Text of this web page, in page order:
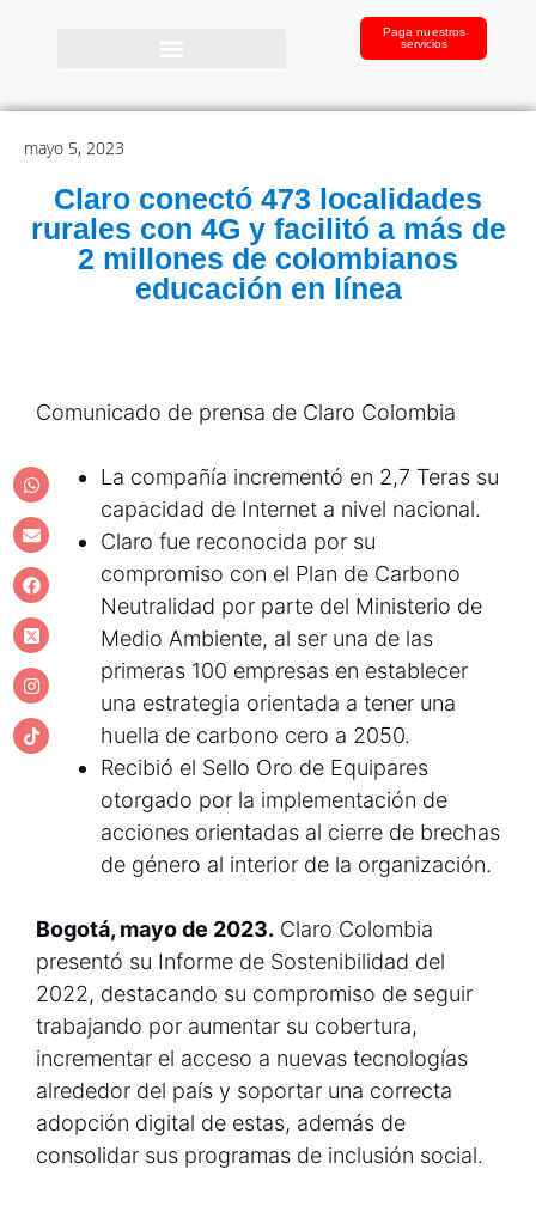
Paga nuestros
servicios
mayo 5, 2023
Claro conectó 473 localidades
rurales con 4G y facilitó a más de
2 millones de colombianos
educación en línea
Comunicado de prensa de Claro Colombia
La compañía incrementó en 2,7 Teras su
capacidad de Internet a nivel nacional.
Claro fue reconocida por su
compromiso con el Plan de Carbono
Neutralidad por parte del Ministerio de
Medio Ambiente, al ser una de las
primeras 100 empresas en establecer
una estrategia orientada a tener una
huella de carbono cero a 2050.
Recibió el Sello Oro de Equipares
otorgado por la implementación de
acciones orientadas al cierre de brechas
de género al interior de la organización.
Bogotá, mayo de 2023. Claro Colombia
presentó su Informe de Sostenibilidad del
2022, destacando su compromiso de seguir
trabajando por aumentar su cobertura,
incrementar el acceso a nuevas tecnologías
alrededor del país y soportar una correcta
adopción digital de estas, además de
consolidar sus programas de inclusión social.